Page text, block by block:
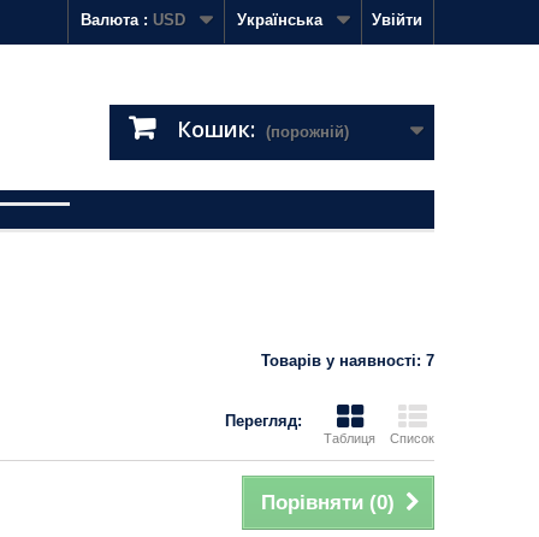
Увійти
Українська
Валюта : USD
Кошик: (порожній)
Товарів у наявності: 7
Перегляд:
Таблиця Список
Порівняти (0)